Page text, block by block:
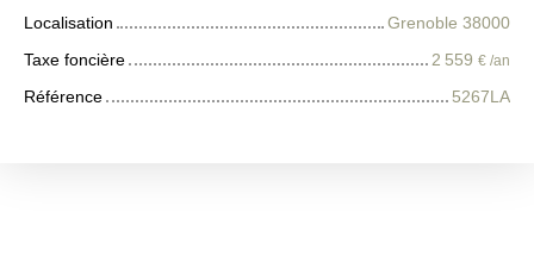
Localisation
Grenoble 38000
Taxe foncière
2 559 € /an
Référence 5267LA